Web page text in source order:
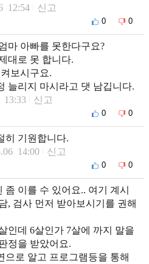
12:54 신고
0 0
마 아빠를 못한다구요?
대로 못 합니다.
보시구요.
늘리지 마시라고 댓 남깁니다.
13:33 신고
0 0
히 기원합니다.
14:00 신고
0 0
좀 이를 수 있어요.. 여기 계시
, 검사 먼저 받아보시기를 권해
인데 6살인가 7살에 까지 말을
정을 받았어요.
으로 알고 프로그램등을 통해